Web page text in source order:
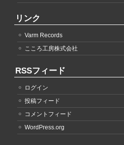
リンク
Varm Records
こころ工房株式会社
RSSフィード
ログイン
投稿フィード
コメントフィード
WordPress.org